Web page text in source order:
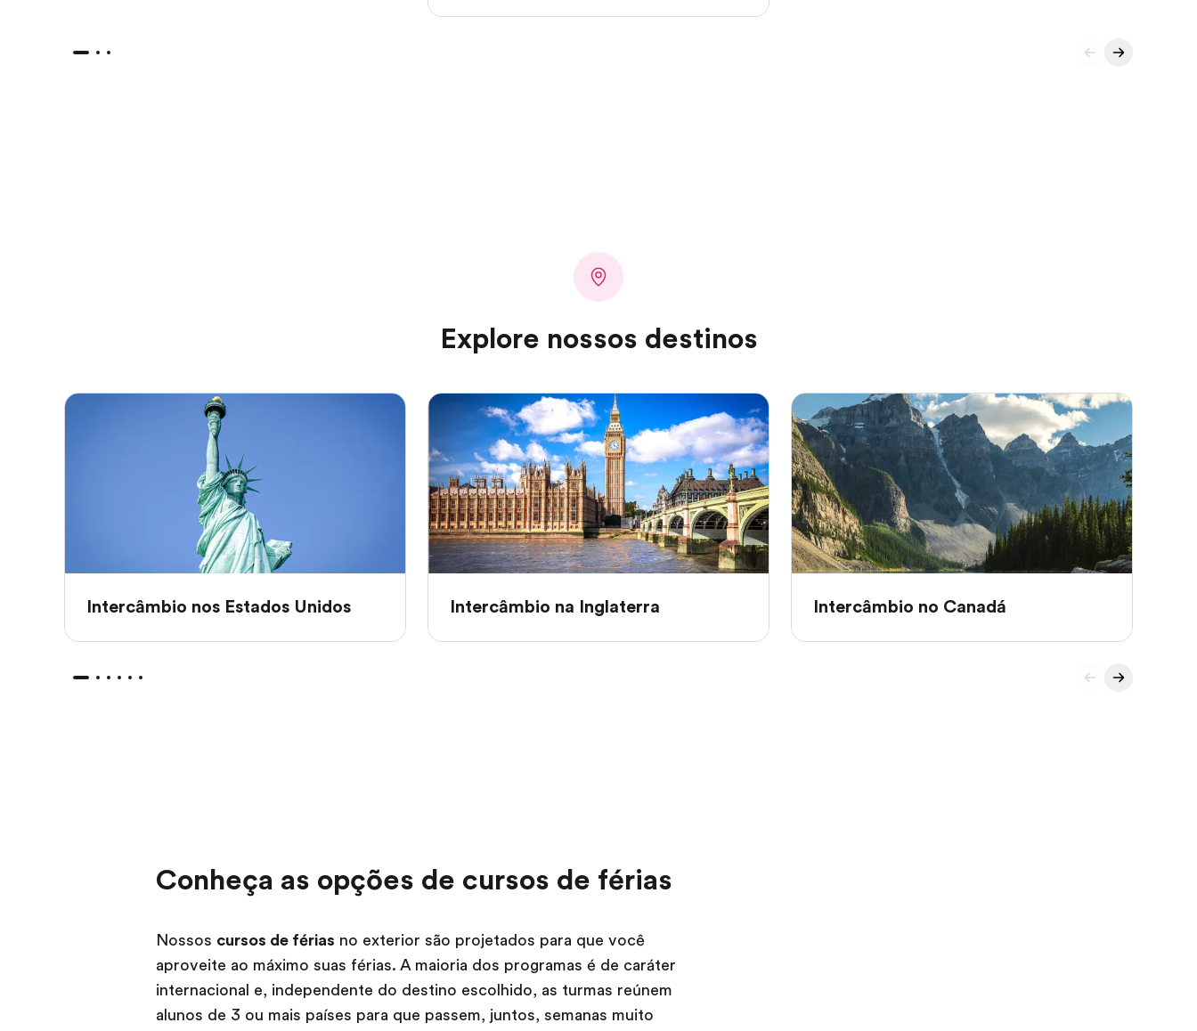
Explore nossos destinos
Intercâmbio nos Estados Unidos Intercâmbio na Inglaterra Intercâmbio no Canadá
Conheça as opções de cursos de férias
Nossos cursos de férias no exterior são projetados para que você
aproveite ao máximo suas férias. A maioria dos programas é de caráter
internacional e, independente do destino escolhido, as turmas reúnem
alunos de 3 ou mais países para que passem, juntos, semanas muito